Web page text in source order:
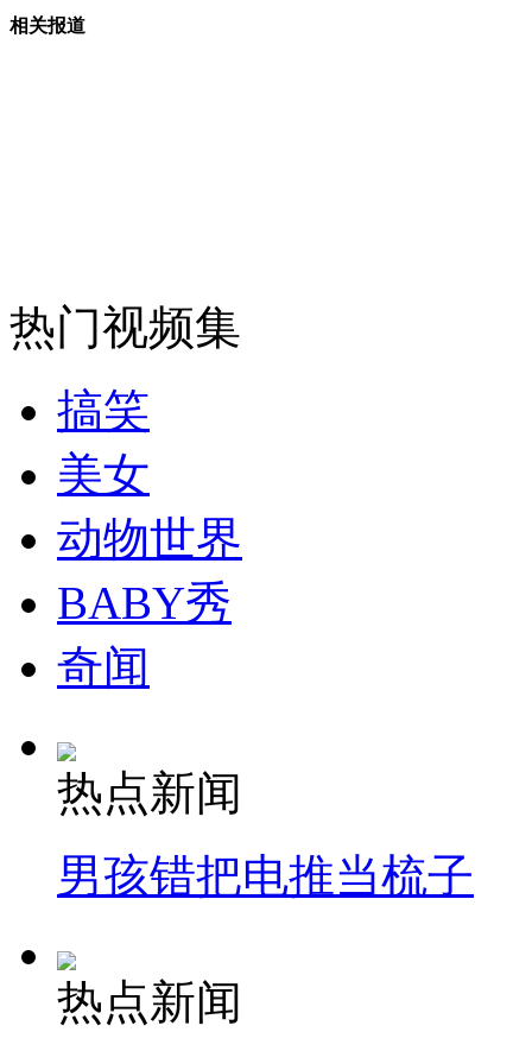
女孩北京地铁殴打老人 痛下狠手拳打脚踢
无痛分娩是否安全 医生回应
外交部：反对强权政治霸凌主义
外交部：有关国家言论片面不公正
安徽一实载49人客车翻车
消防员救轻生者 花炮节热闹非凡
相关报道
热门视频集
搞笑
美女
动物世界
BABY秀
奇闻
热点新闻
男孩错把电推当梳子
热点新闻